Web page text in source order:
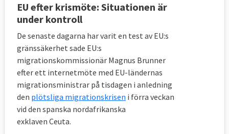
I krissituationer
Kommissionen lägger även fram ett förslag
om hur asyl- och migrationspolitiken ska
står rustat mot eventuell framtida stora
tillströmningar av migranter till EU eller vid
andra kriser som coronapandemin. Det ska
vara upp till kommissionen att avgöra
huruvida det faktiskt rör sig om ett krisläge
eller ej. Givet att så är fallet vill kommission
EU efter krismöte: Situationen är
under kontroll
De senaste dagarna har varit en test av EU:s
gränssäkerhet sade EU:s
migrationskommissionär Magnus Brunner
efter ett internetmöte med EU-ländernas
migrationsministrar på tisdagen i anledning
den plötsliga migrationskrisen i förra veckan
vid den spanska nordafrikanska
exklaven Ceuta.